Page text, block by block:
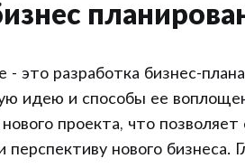
- это разработка бизнес-
идею и способы ее
проекта, что
перспективу нового